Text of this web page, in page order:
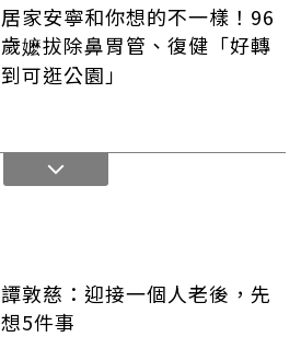
居家安寧和你想的不一樣！96
歲嬷拔除鼻胃管、復健「好轉
到可逛公園」
譚敦慈：迎接一個人老後，先
想5件事